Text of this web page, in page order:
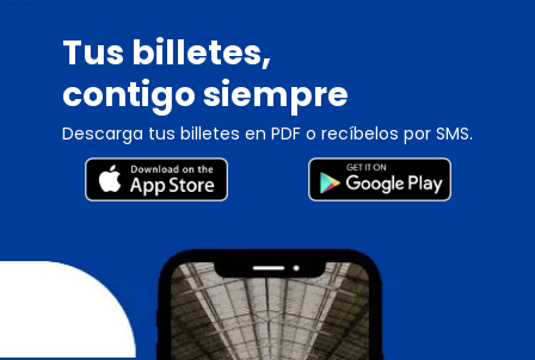
Tus billetes,
contigo siempre
Descarga tus billetes en PDF o recíbelos por SMS.